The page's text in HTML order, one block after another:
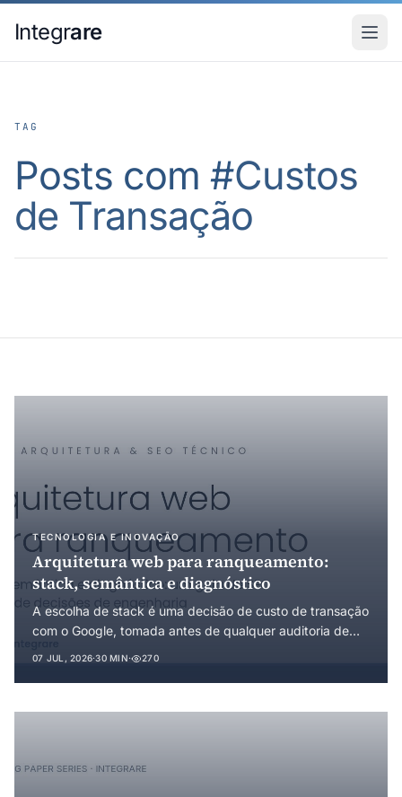
Integrare
TAG
Posts com #Custos
de Transação
TECNOLOGIA E INOVAÇÃO
Arquitetura web para ranqueamento:
stack, semântica e diagnóstico
A escolha de stack é uma decisão de custo de transação
com o Google, tomada antes de qualquer auditoria de
07 JUL, 2026·30 MIN· 270